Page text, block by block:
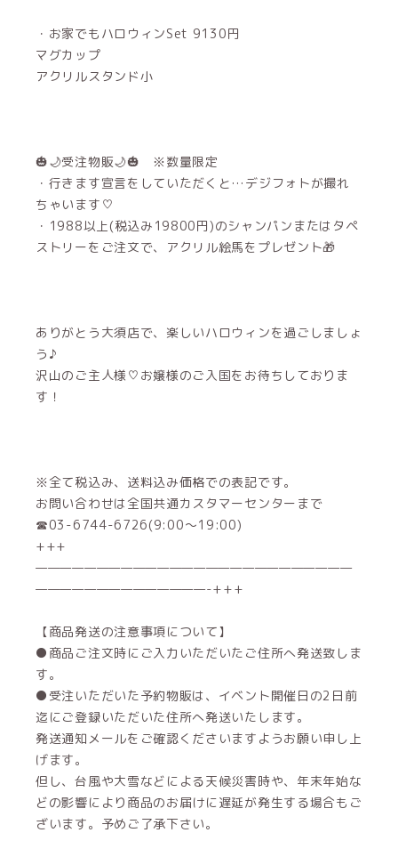
・お家でもハロウィンSet 9130円
マグカップ
アクリルスタンド小
🎃🌙受注物販🌙🎃 ※数量限定
・行きます宣言をしていただくと…デジフォトが撮れ
ちゃいます♡
・1988以上(税込み19800円)のシャンパンまたはタペ
ストリーをご注文で、アクリル絵馬をプレゼント🎁
ありがとう大須店で、楽しいハロウィンを過ごしましょ
う♪
沢山のご主人様♡お嬢様のご入国をお待ちしておりま
す！
※全て税込み、送料込み価格での表記です。
お問い合わせは全国共通カスタマーセンターまで
☎03-6744-6726(9:00～19:00)
+++
——————————————————————————
——————————————-+++
【商品発送の注意事項について】
●商品ご注文時にご入力いただいたご住所へ発送致しま
す。
●受注いただいた予約物販は、イベント開催日の2日前
迄にご登録いただいた住所へ発送いたします。
発送通知メールをご確認くださいますようお願い申し上
げます。
但し、台風や大雪などによる天候災害時や、年末年始な
どの影響により商品のお届けに遅延が発生する場合もご
ざいます。予めご了承下さい。